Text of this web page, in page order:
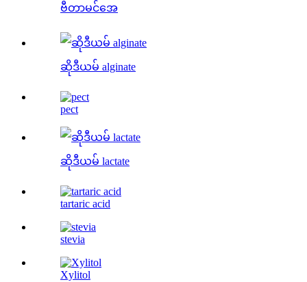
ဗီတာမင်အေ
ဆိုဒီယမ် alginate
pect
ဆိုဒီယမ် lactate
tartaric acid
stevia
Xylitol